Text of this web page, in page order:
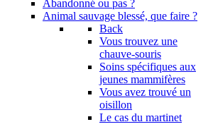
Abandonné ou pas ?
Animal sauvage blessé, que faire ?
Back
Vous trouvez une
chauve-souris
Soins spécifiques aux
jeunes mammifères
Vous avez trouvé un
oisillon
Le cas du martinet